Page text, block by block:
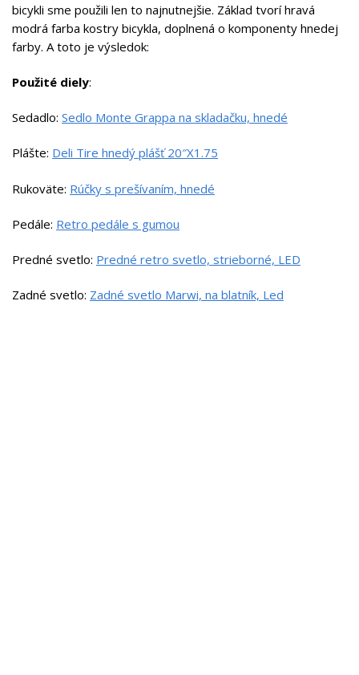
bicykli sme použili len to najnutnejšie. Základ tvorí hravá
modrá farba kostry bicykla, doplnená o komponenty hnedej
farby. A toto je výsledok:
Použité diely:
Sedadlo: Sedlo Monte Grappa na skladačku, hnedé
Plášte: Deli Tire hnedý plášť 20″X1.75
Rukoväte: Rúčky s prešívaním, hnedé
Pedále: Retro pedále s gumou
Predné svetlo: Predné retro svetlo, strieborné, LED
Zadné svetlo: Zadné svetlo Marwi, na blatník, Led